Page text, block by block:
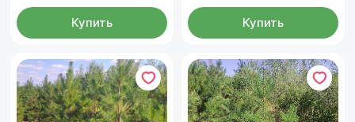
Купить Купить